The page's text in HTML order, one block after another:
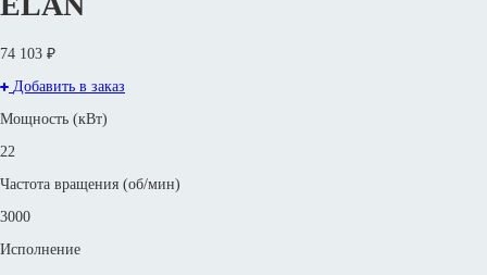
74 103 ₽
Добавить в заказ
Мощность (кВт)
22
Частота вращения (об/мин)
3000
Исполнение